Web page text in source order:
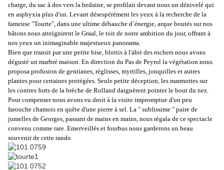
charge, du sac à dos vers la bedaine, se profilait devant nous un dénivelé qui
en asphyxia plus d'un. Levant désespérément les yeux à la recherche de la
fameuse "Tourte", dans une ultime débauche d’énergie, arque boutés sur nos
bâtons nous atteignirent le Graal, le toit de notre ambition du jour, offrant à
nos yeux un inimaginable majestueux panorama.
Bien que transit par une petite bise, blottis à l'abri des rochers nous avons
dégusté un marbré maison. En direction du Pas de Peyrol la végétation nous
proposa profusion de gentianes, réglisses, myrtilles, jonquilles et autres
plantes pour certaines protégées. Seule petite déception, les marmottes sur
les contres forts de la brèche de Rolland daignèrent pointer le bout du nez.
Pour compenser nous avons eu droit à la visite impromptue d'un peu
farouche chamois en quête d'une pierre à sel. La " sublissime " paire de
jumelles de Georges, passant de mains en mains, nous régala de ce spectacle
convenu comme rare. Emerveillés et fourbus nous garderons un beau
souvenir de cette rando